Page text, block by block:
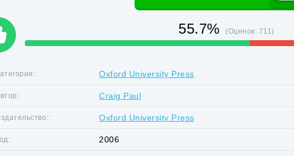
55.7% (Оценок: 711)
Oxford University Press
Craig Paul
Oxford University Press
2006